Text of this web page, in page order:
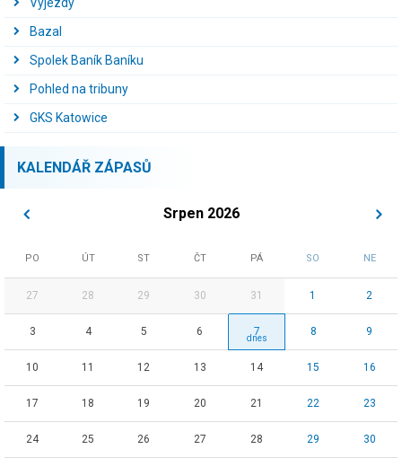
Bazal
Spolek Baník Baníku
Pohled na tribuny
GKS Katowice
KALENDÁŘ ZÁPASŮ
Srpen 2026
PO ÚT ST ČT PÁ SO NE
27 28 29 30 31 1 2
3 4 5 6 7 8 9
10 11 12 13 14 15 16
17 18 19 20 21 22 23
24 25 26 27 28 29 30